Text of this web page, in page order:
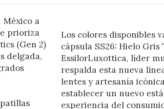
México a
prioriza
(Gen 2)
delgada,
Los colores disponibles
cápsula SS26: Hielo
EssilorLuxottica, líder
respalda esta nueva
lentes y artesanía
establecer un nuevo
experiencia del